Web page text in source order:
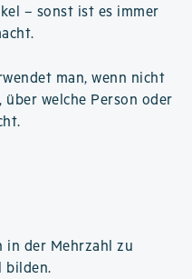
– sonst ist es immer
man, wenn nicht
welche Person oder
in der Mehrzahl zu
bilden.